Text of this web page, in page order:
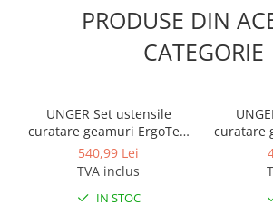
Sisteme, ustensile spalat
Carucioare camerista hotel
Cosmetice hoteliere
PRODUSE DIN
CATEGORIE
UNGER Set ustensile
curatare geamuri ErgoTec
6 in1
540,99 Lei
TVA inclus
IN STOC
curatare
3 in